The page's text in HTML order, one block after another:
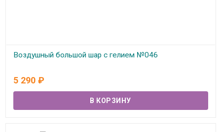
Воздушный большой шар с гелием №046
5 290 ₽